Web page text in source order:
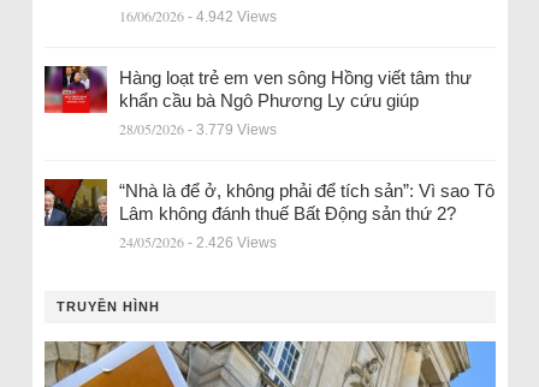
16/06/2026 - 4.942 Views
Hàng loạt trẻ em ven sông Hồng viết tâm thư
khẩn cầu bà Ngô Phương Ly cứu giúp
28/05/2026 - 3.779 Views
“Nhà là để ở, không phải để tích sản”: Vì sao Tô
Lâm không đánh thuế Bất Động sản thứ 2?
24/05/2026 - 2.426 Views
TRUYỀN HÌNH